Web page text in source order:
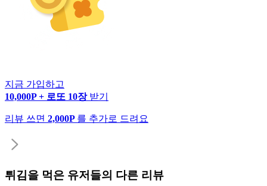
지금 가입하고
10,000P + 로또 10장 받기
리뷰 쓰면 2,000P 를 추가로 드려요
튀김을 먹은 유저들의 다른 리뷰